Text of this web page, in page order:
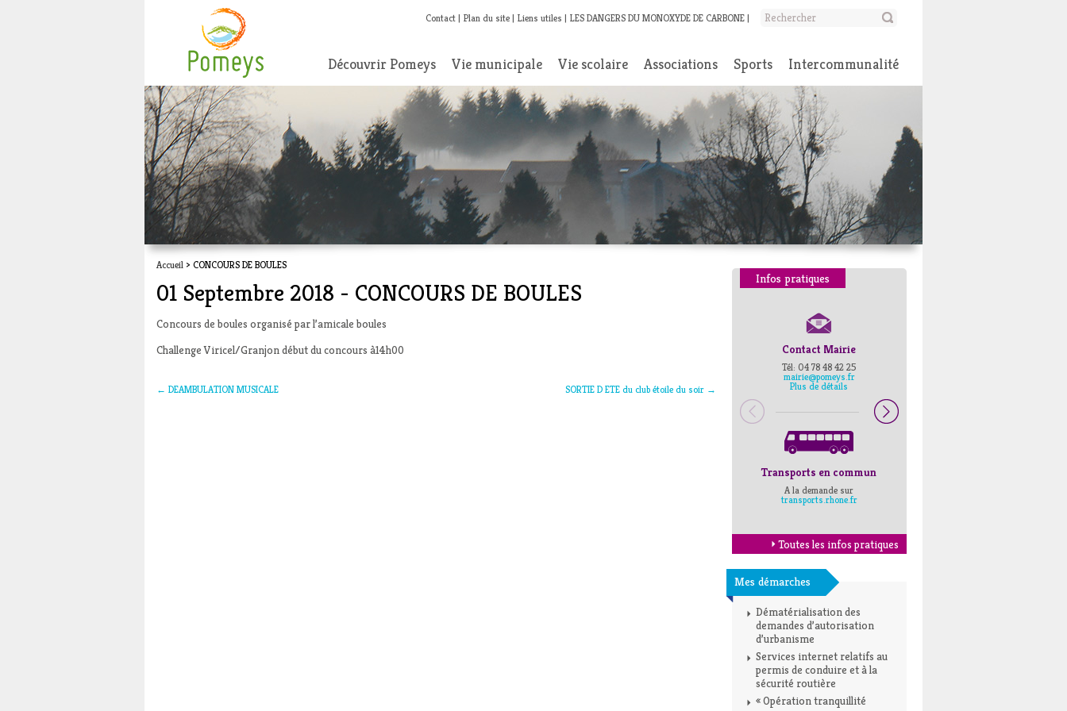
Contact Plan du site Liens utiles LES DANGERS DU MONOXYDE DE CARBONE
Découvrir Pomeys Vie municipale Vie scolaire Associations Sports Intercommunalité
Accueil > CONCOURS DE BOULES
01 Septembre 2018 - CONCOURS DE BOULES
Concours de boules organisé par l’amicale boules
Challenge Viricel/Granjon début du concours à14h00
← DEAMBULATION MUSICALE SORTIE D ETE du club étoile du soir →
Infos pratiques
Contact Mairie
Tél: 04 78 48 42 25
mairie@pomeys.fr
Plus de détails
Transports en commun
A la demande sur
transports.rhone.fr
Toutes les infos pratiques
Mes démarches
Dématérialisation des
demandes d’autorisation
d’urbanisme
Services internet relatifs au
permis de conduire et à la
sécurité routière
« Opération tranquillité